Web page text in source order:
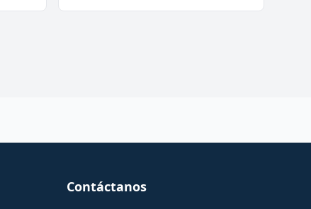
Contáctanos